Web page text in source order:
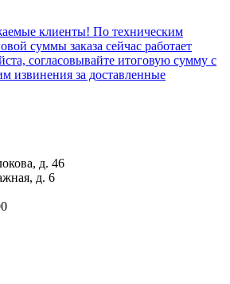
клиенты! По техническим
суммы заказа сейчас работает
согласовывайте итоговую сумму с
извинения за доставленные
д. 46
д. 6